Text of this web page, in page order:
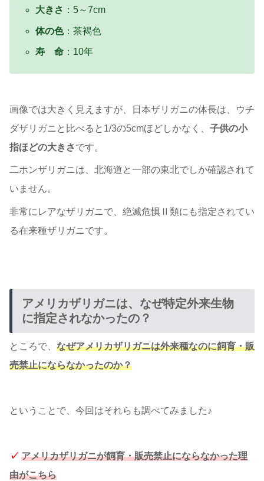
大きさ ：5～7cm
体の色：茶褐色
寿 命 ：10年
画像では大きく見えますが、日本ザリガニの体長は、ウチ
ダザリガニと比べると1/3の5cmほどしかなく、 子供の小
指ほどの大きさです。
二ホンザリガニは、北海道と一部の東北でしか確認されて
いません。
非常にレアなザリガニで、絶滅危惧Ⅱ類にも指定されてい
る在来種ザリガニです。
アメリカザリガニは、なぜ特定外来生物
に指定されなかったの？
ところで、 なぜアメリカザリガニは外来種なのに飼育・販
売禁止にならなかったのか？
ということで、今回はそれらも調べてみました♪
✓ アメリカザリガニが飼育・販売禁止にならなかった理
由がこちら